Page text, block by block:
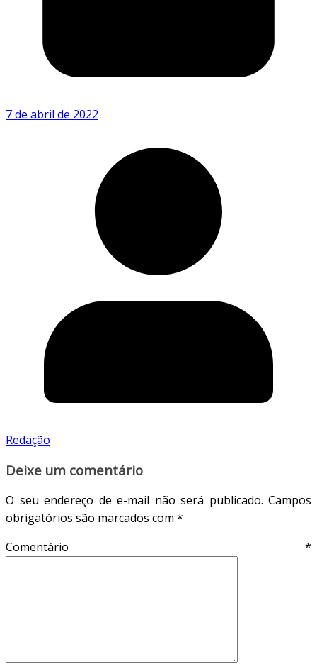
7 de abril de 2022
Redação
Deixe um comentário
O seu endereço de e-mail não será publicado. Campos
obrigatórios são marcados com *
Comentário *